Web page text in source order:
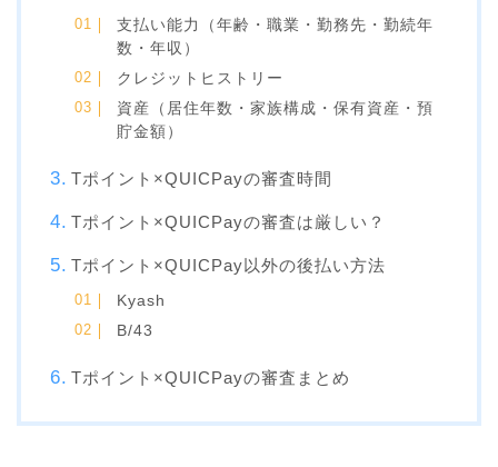
支払い能力（年齢・職業・勤務先・勤続年
数・年収）
クレジットヒストリー
資産（居住年数・家族構成・保有資産・預
貯金額）
Tポイント×QUICPayの審査時間
Tポイント×QUICPayの審査は厳しい？
Tポイント×QUICPay以外の後払い方法
Kyash
B/43
Tポイント×QUICPayの審査まとめ